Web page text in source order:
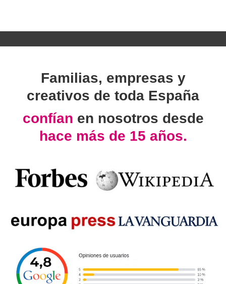
Familias, empresas y
creativos de toda España
confían en nosotros desde
hace más de 15 años.